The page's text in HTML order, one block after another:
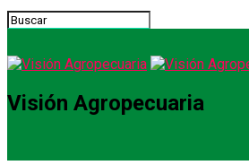
Visión Agropecuaria